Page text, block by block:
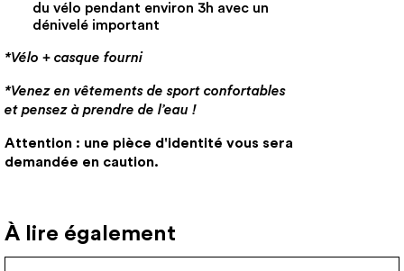
du vélo pendant environ 3h avec un
dénivelé important
*Vélo + casque fourni
*Venez en vêtements de sport confortables
et pensez à prendre de l’eau !
Attention : une pièce d'identité vous sera
demandée en caution.
À lire également